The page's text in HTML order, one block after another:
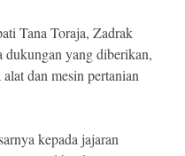
Tana Toraja, Zadrak
dukungan yang diberikan,
dan mesin pertanian
kepada jajaran